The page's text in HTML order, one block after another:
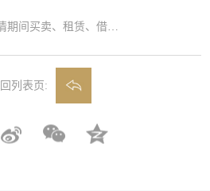
、租赁、借贷合同履行法律问题
列表页: